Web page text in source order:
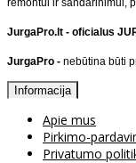
JurgaPro.lt - oficialus
JurgaPro - nebūtina būti
Informacija
Apie mus
Pirkimo-
Privatumo